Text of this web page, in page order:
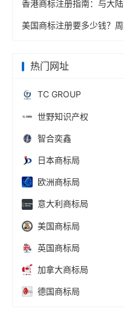
香港商标注册指南：与大
美国商标注册要多少钱？
热门网址
TC GROUP
世野知识产权
智合奕鑫
日本商标局
欧洲商标局
意大利商标局
美国商标局
英国商标局
加拿大商标局
德国商标局